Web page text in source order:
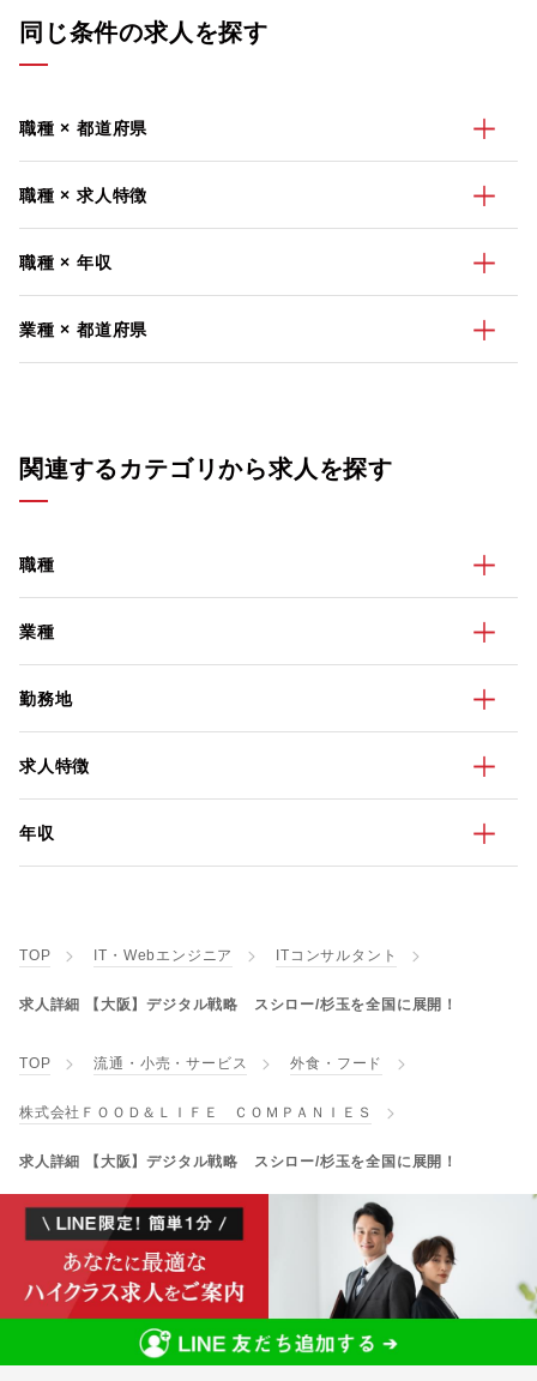
同じ条件の求人を探す
職種 × 都道府県
職種 × 求人特徴
職種 × 年収
業種 × 都道府県
関連するカテゴリから求人を探す
職種
業種
勤務地
求人特徴
年収
TOP IT・Webエンジニア ITコンサルタント
求人詳細 【大阪】デジタル戦略 スシロー/杉玉を全国に展開！
TOP 流通・小売・サービス 外食・フード
株式会社ＦＯＯＤ＆ＬＩＦＥ ＣＯＭＰＡＮＩＥＳ
求人詳細 【大阪】デジタル戦略 スシロー/杉玉を全国に展開！